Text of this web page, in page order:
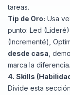
tareas.
Tip de Oro: Usa
punto: Led (Lideré),
(Incrementé),
desde casa ,
marca la diferencia.
4. Skills
Divide esta